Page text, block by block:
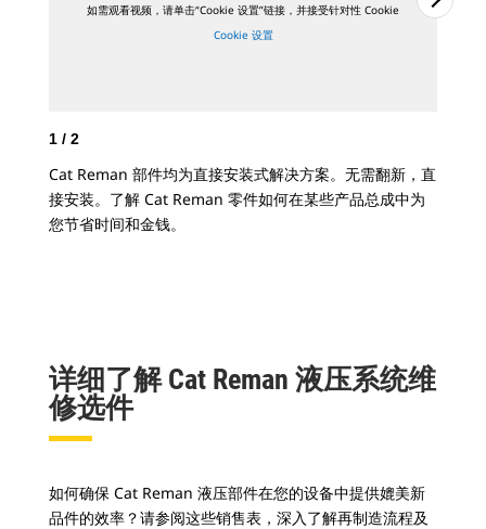
如需观看视频，请单击“Cookie 设置”链接，并接受针对性 Cookie
Cookie 设置
1 / 2
Cat Reman 部件均为直接安装式解决方案。无需翻新，直
接安装。了解 Cat Reman 零件如何在某些产品总成中为
您节省时间和金钱。
详细了解 Cat Reman 液压系统维
修选件
如何确保 Cat Reman 液压部件在您的设备中提供媲美新
品件的效率？请参阅这些销售表，深入了解再制造流程及